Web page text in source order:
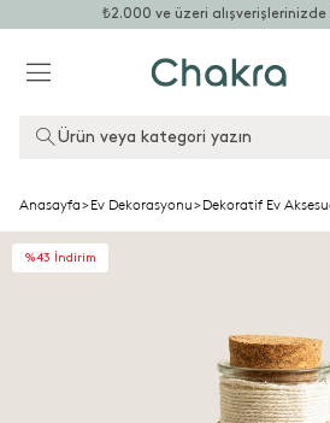
₺2.000 ve üzeri alışverişlerinizde
Ürün veya kategori yazın
Anasayfa>Ev Dekorasyonu>Dekoratif Ev
%43 İndirim